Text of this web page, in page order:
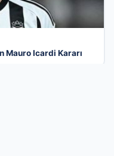
Mauro Icardi Kararı